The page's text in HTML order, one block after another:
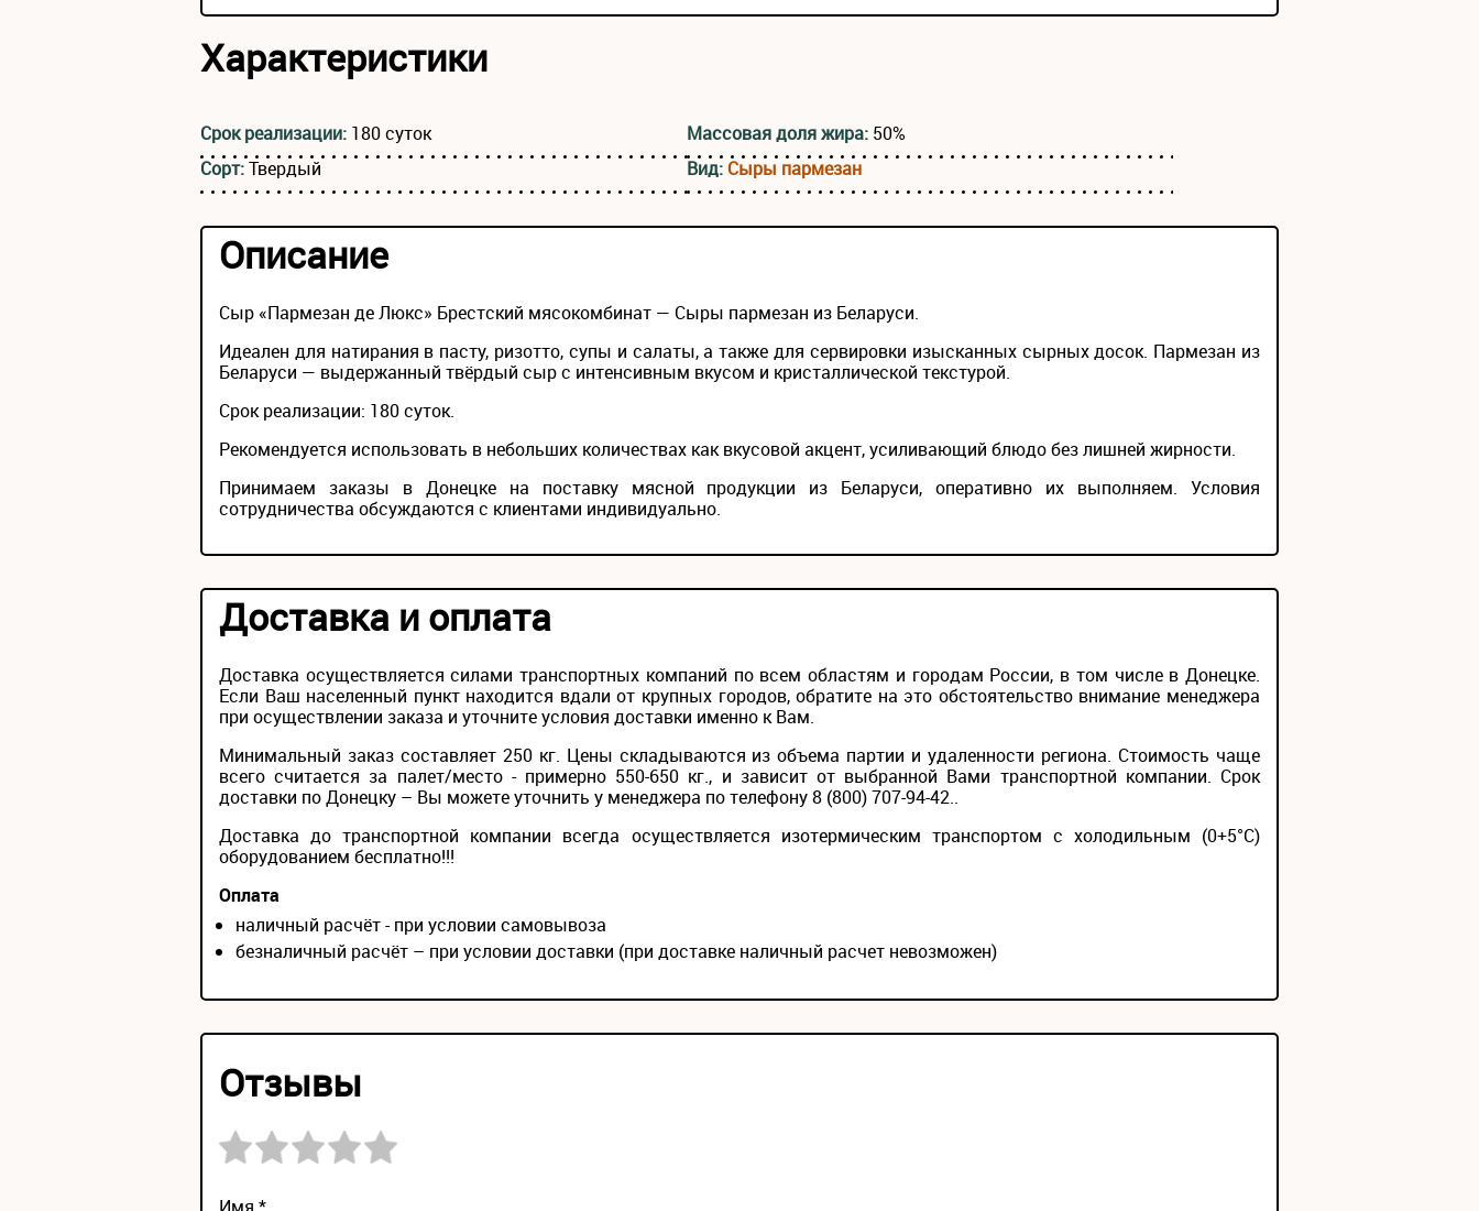
Характеристики
Срок реализации: 180 суток Массовая доля жира: 50%
Сорт:Твердый Вид: Сыры пармезан
Описание
Сыр «Пармезан де Люкс» Брестский мясокомбинат — Сыры пармезан из Беларуси.
Идеален для натирания в пасту, ризотто, супы и салаты, а также для сервировки изысканных сырных досок. Пармезан из
Беларуси — выдержанный твёрдый сыр с интенсивным вкусом и кристаллической текстурой.
Срок реализации: 180 суток.
Рекомендуется использовать в небольших количествах как вкусовой акцент, усиливающий блюдо без лишней жирности.
Принимаем заказы в Донецке на поставку мясной продукции из Беларуси, оперативно их выполняем. Условия
сотрудничества обсуждаются с клиентами индивидуально.
Доставка и оплата
Доставка осуществляется силами транспортных компаний по всем областям и городам России, в том числе в Донецке.
Если Ваш населенный пункт находится вдали от крупных городов, обратите на это обстоятельство внимание менеджера
при осуществлении заказа и уточните условия доставки именно к Вам.
Минимальный заказ составляет 250 кг. Цены складываются из объема партии и удаленности региона. Стоимость чаще
всего считается за палет/место - примерно 550-650 кг., и зависит от выбранной Вами транспортной компании. Срок
доставки по Донецку – Вы можете уточнить у менеджера по телефону 8 (800) 707-94-42..
Доставка до транспортной компании всегда осуществляется изотермическим транспортом с холодильным (0+5°С)
оборудованием бесплатно!!!
Оплата
наличный расчёт - при условии самовывоза
безналичный расчёт – при условии доставки (при доставке наличный расчет невозможен)
Отзывы